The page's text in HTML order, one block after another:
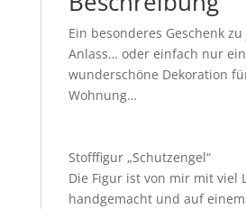
Ein besonderes Geschenk
Anlass… oder einfach nur
wunderschöne Dekoration
Wohnung…
Stofffigur „Schutzengel“
Die Figur ist von mir mit viel
handgemacht und auf einem